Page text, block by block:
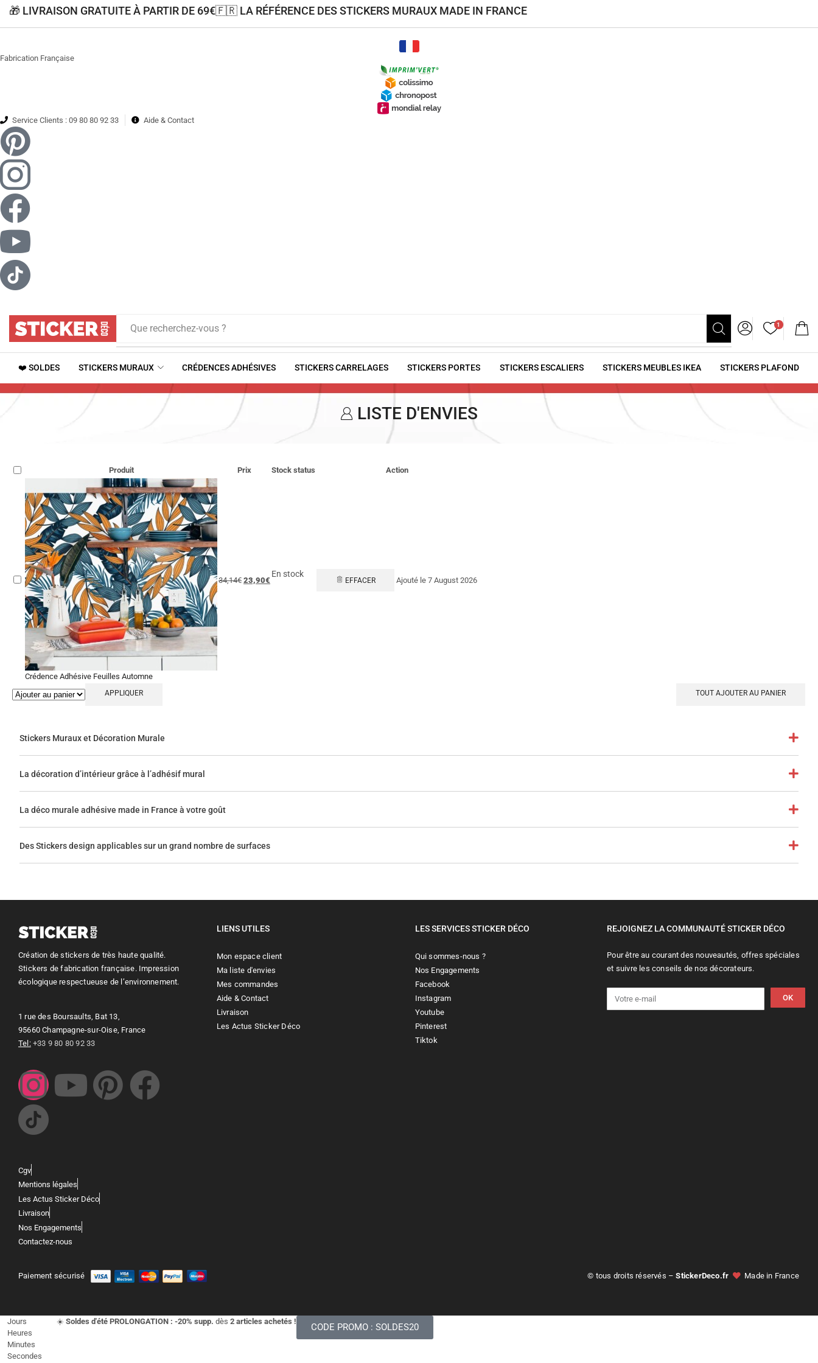
🎁 LIVRAISON GRATUITE À PARTIR DE 69€🇫🇷 LA RÉFÉRENCE DES STICKERS MURAUX MADE IN FRANCE
Fabrication Française
Service Clients : 09 80 80 92 33 Aide & Contact
Que recherchez-vous ? 1
❤️ SOLDES STICKERS MURAUX CRÉDENCES ADHÉSIVES STICKERS CARRELAGES STICKERS PORTES STICKERS ESCALIERS STICKERS MEUBLES IKEA STICKERS PLAFOND
LISTE D'ENVIES
Produit Prix Stock status Action
Crédence Adhésive Feuilles Automne
34,14€ 23,90€
En stock
EFFACER Ajouté le 7 August 2026
APPLIQUER TOUT AJOUTER AU PANIER
Stickers Muraux et Décoration Murale
La décoration d’intérieur grâce à l’adhésif mural
La déco murale adhésive made in France à votre goût
Des Stickers design applicables sur un grand nombre de surfaces
Création de stickers de très haute qualité.
Stickers de fabrication française. Impression
écologique respectueuse de l’environnement.
1 rue des Boursaults, Bat 13,
95660 Champagne-sur-Oise, France
Tel: +33 9 80 80 92 33
LIENS UTILES
Mon espace client
Ma liste d'envies
Mes commandes
Aide & Contact
Livraison
Les Actus Sticker Déco
LES SERVICES STICKER DÉCO
Qui sommes-nous ?
Nos Engagements
Facebook
Instagram
Youtube
Pinterest
Tiktok
REJOIGNEZ LA COMMUNAUTÉ STICKER DÉCO
Pour être au courant des nouveautés, offres spéciales
et suivre les conseils de nos décorateurs.
OK
Cgv
Mentions légales
Les Actus Sticker Déco
Livraison
Nos Engagements
Contactez-nous
Paiement sécurisé © tous droits réservés –StickerDeco.fr Made in France
Jours
Heures
Minutes
Secondes
☀️ Soldes d'été PROLONGATION : -20% supp. dès 2 articles achetés !
CODE PROMO : SOLDES20